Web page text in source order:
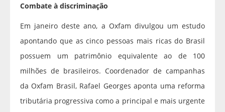
Combate à discriminação
Em janeiro deste ano, a Oxfam divulgou um estudo
apontando que as cinco pessoas mais ricas do Brasil
possuem um patrimônio equivalente ao de 100
milhões de brasileiros. Coordenador de campanhas
da Oxfam Brasil, Rafael Georges aponta uma reforma
tributária progressiva como a principal e mais urgente